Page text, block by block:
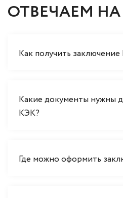
ОТВЕЧАЕМ
Как получить
Какие документы нужны
КЭК?
Где можно оформить